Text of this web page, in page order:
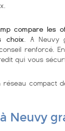
compare les
choix . A Neuvy
renforcé.
qui vous
compact
Neuvy